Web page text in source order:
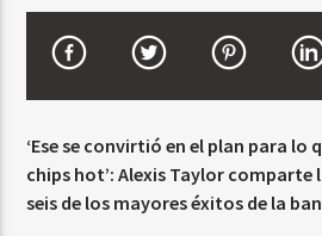
‘Ese se convirtió en el plan para lo
chips hot’: Alexis Taylor
seis de los mayores éxitos de la